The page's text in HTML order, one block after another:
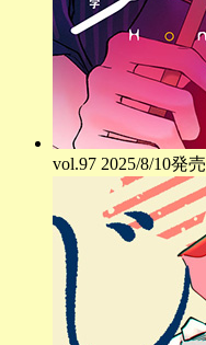
vol.97 2025/8/10発売